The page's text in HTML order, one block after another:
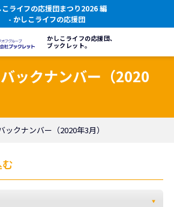
こライフの応援団まつり2026 編
- かしこライフの応援団
かしこライフの応援団、
ブックレット。
ックナンバー（2020
ックナンバー（2020年3月）